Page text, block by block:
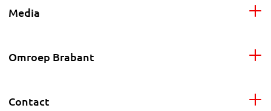
Media
Omroep Brabant
Contact